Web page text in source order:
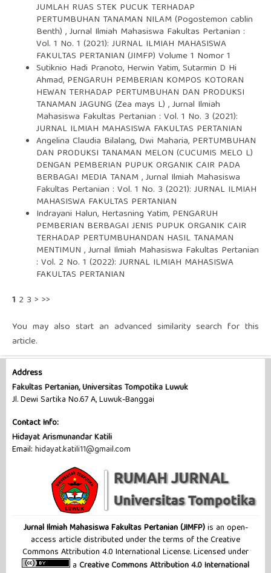
JUMLAH RUAS STEK PUCUK TERHADAP
PERTUMBUHAN TANAMAN NILAM (Pogostemon cablin
Benth) ,Jurnal Ilmiah Mahasiswa Fakultas Pertanian :
Vol. 1 No. 1 (2021): JURNAL ILMIAH MAHASISWA
FAKULTAS PERTANIAN (JIMFP) Volume 1 Nomor 1
Sutiknio Hadi Pranoto, Herwin Yatim, Sutarmin D Hi
Ahmad, PENGARUH PEMBERIAN KOMPOS KOTORAN
HEWAN TERHADAP PERTUMBUHAN DAN PRODUKSI
TANAMAN JAGUNG (Zea mays L) ,Jurnal Ilmiah
Mahasiswa Fakultas Pertanian : Vol. 1 No. 3 (2021):
JURNAL ILMIAH MAHASISWA FAKULTAS PERTANIAN
Angelina Claudia Bilalang, Dwi Maharia, PERTUMBUHAN
DAN PRODUKSI TANAMAN MELON (CUCUMIS MELO L)
DENGAN PEMBERIAN PUPUK ORGANIK CAIR PADA
BERBAGAI MEDIA TANAM,Jurnal Ilmiah Mahasiswa
Fakultas Pertanian : Vol. 1 No. 3 (2021): JURNAL ILMIAH
MAHASISWA FAKULTAS PERTANIAN
Indrayani Halun, Hertasning Yatim, PENGARUH
PEMBERIAN BERBAGAI JENIS PUPUK ORGANIK CAIR
TERHADAP PERTUMBUHANDAN HASIL TANAMAN
MENTIMUN ,Jurnal Ilmiah Mahasiswa Fakultas Pertanian
: Vol. 2 No. 1 (2022): JURNAL ILMIAH MAHASISWA
FAKULTAS PERTANIAN
1 2 3 > >>
You may also start an advanced similarity search for this
article.
Address
Fakultas Pertanian, Universitas Tompotika Luwuk
Jl. Dewi Sartika No.67 A, Luwuk-Banggai
Contact Info:
Hidayat Arismunandar Katili
Email: hidayat.katili11@gmail.com
Jurnal Ilmiah Mahasiswa Fakultas Pertanian (JIMFP)is an open-
access article distributed under the terms of the Creative
Commons Attribution 4.0 International License. Licensed under
a Creative Commons Attribution 4.0 International